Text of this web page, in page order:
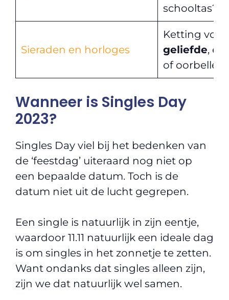
schooltas?
Sieraden en horloges
Ketting voor
geliefde,
of
Wanneer is Singles Day
2023?
Singles Day viel bij het bedenken van
de ‘feestdag’ uiteraard nog niet op
een bepaalde datum. Toch is de
datum niet uit de lucht gegrepen.
Een single is natuurlijk in zijn eentje,
waardoor 11.11 natuurlijk een ideale dag
is om singles in het zonnetje te zetten.
Want ondanks dat singles alleen zijn,
zijn we dat natuurlijk wel samen.